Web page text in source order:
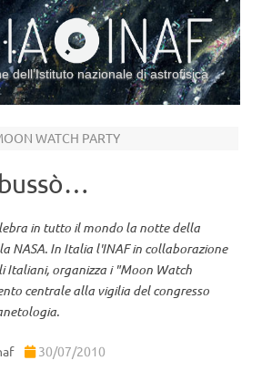
dell’Istituto nazionale di astrofisica
WATCH PARTY
in tutto il mondo la notte della
NASA. In Italia l'INAF in collaborazione
Italiani, organizza i "Moon Watch
centrale alla vigilia del congresso
30/07/2010